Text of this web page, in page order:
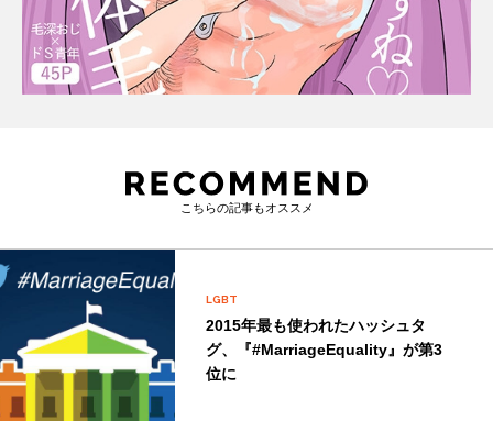
こちらの記事もオススメ
LGBT
2015年最も使われたハッシュタ
グ、『#MarriageEquality』が第3
位に